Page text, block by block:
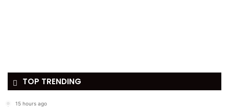
TOP TRENDING
15 hours ago